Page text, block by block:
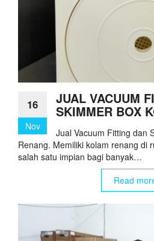
16
Nov
JUAL VACUUM
SKIMMER BOX
Jual Vacuum Fitting dan
Renang. Memiliki kolam renang di
salah satu impian bagi banyak…
Read